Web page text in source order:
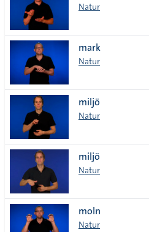
Natur
mark
Natur
miljö
Natur
miljö
Natur
moln
Natur